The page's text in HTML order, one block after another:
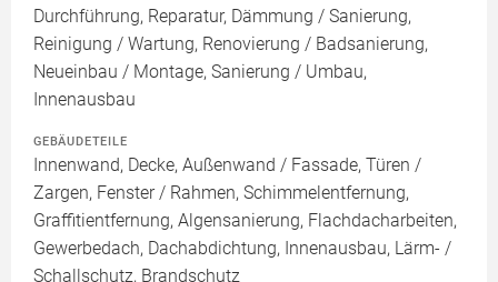
Durchführung, Reparatur, Dämmung / Sanierung,
Reinigung / Wartung, Renovierung / Badsanierung,
Neueinbau / Montage, Sanierung / Umbau,
Innenausbau
GEBÄUDETEILE
Innenwand, Decke, Außenwand / Fassade, Türen /
Zargen, Fenster / Rahmen, Schimmelentfernung,
Graffitientfernung, Algensanierung, Flachdacharbeiten,
Gewerbedach, Dachabdichtung, Innenausbau, Lärm- /
Schallschutz, Brandschutz